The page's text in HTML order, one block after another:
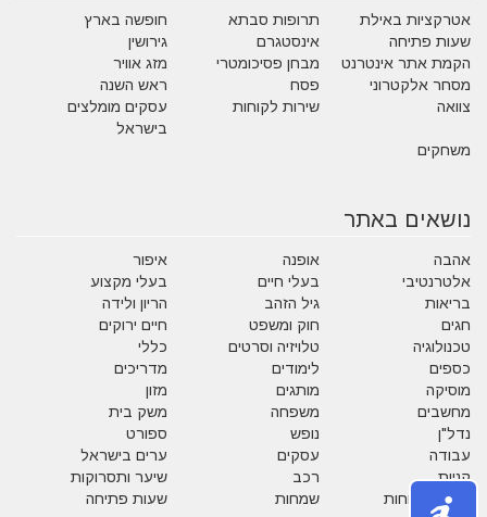
אטרקציות באילת תרופות סבתא
חופשה בארץ
שעות פתיחה
אינסטגרם
גירושין
הקמת אתר אינטרנט
מבחן פסיכומטרי
מזג אוויר
מסחר אלקטרוני
פסח
ראש השנה
צוואה
שירות לקוחות
עסקים מומלצים
בישראל
משחקים
נושאים באתר
אהבה אופנה
איפור
אלטרנטיבי
בעלי חיים
בעלי מקצוע
בריאות
גיל הזהב
הריון ולידה
חגים
חוק ומשפט
חיים ירוקים
טכנולוגיה
טלויזיה וסרטים
כללי
כספים
לימודים
מדריכים
מוסיקה
מותגים
מזון
מחשבים
משפחה
משק בית
נדל"ן
נופש
ספורט
עבודה
עסקים
ערים בישראל
קניות
רכב
שיער ותסרוקות
שירות לקוחות
שמחות
שעות פתיחה